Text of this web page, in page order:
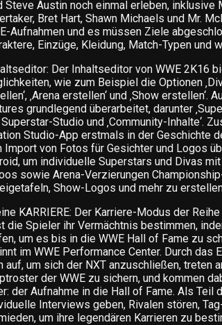
Steve Austin noch einmal erleben, inklusive
Bret Hart, Shawn Michaels und Mr.
Aufnahmen und es müssen Ziele
Einzüge, Kleidung, Match-Typen und
Der Inhaltseditor von WWE 2K16
wie zum Beispiel die Optionen
‚Arena erstellen‘ und ‚Show erstellen‘.
grundlegend überarbeitet, darunter
Studio und ‚Community-Inhalte‘.
Studio-App erstmals in der Geschichte
Import von Fotos für Gesichter und Logos
um individuelle Superstars und Divas
sowie Arena-Verzierungen
Show-Logos und mehr zu
KARRIERE: Der Karriere-Modus der
die Spieler ihr Vermächtnis bestimmen,
um es bis in die WWE Hall of Fame zu
im WWE Performance Center. Durch
auf, um sich der NXT anzuschließen, treten
der WWE zu sichern, und kommen
der Aufnahme in die Hall of Fame. Als Teil
Interviews geben, Rivalen stören,
um ihre legendären Karrieren zu